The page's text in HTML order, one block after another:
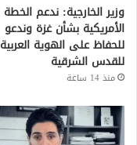
وزير الخارجية: ندعم الخطة
الأمريكية بشأن غزة وندعو
للحفاظ على الهوية العربية
للقدس الشرقية
منذ 14 ساعة